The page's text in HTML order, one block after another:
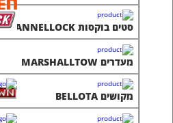
סטים בוקסות CHANNELLOCK
מעדרים MARSHALLTOW
מקושים BELLOTA